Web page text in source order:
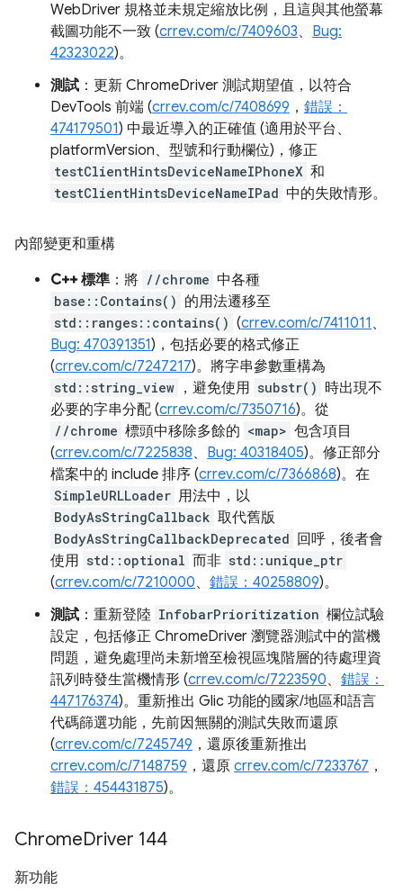
WebDriver 規格並未規定縮放比例，且這與其他螢幕
截圖功能不一致 (crrev.com/c/7409603、 Bug:
42323022)。
測試 ：更新 ChromeDriver 測試期望值，以符合
DevTools 前端 (crrev.com/c/7408699 ， 錯誤：
474179501) 中最近導入的正確值 (適用於平台、
platformVersion、型號和行動欄位)，修正
testClientHintsDeviceNameIPhoneX 和
testClientHintsDeviceNameIPad 中的失敗情形。
內部變更和重構
C++ 標準 ：將 //chrome 中各種
base::Contains() 的用法遷移至
std::ranges::contains() (crrev.com/c/7411011 、
Bug: 470391351)，包括必要的格式修正
(crrev.com/c/7247217)。將字串參數重構為
std::string_view ，避免使用 substr() 時出現不
必要的字串分配 (crrev.com/c/7350716)。從
//chrome 標頭中移除多餘的 <map> 包含項目
(crrev.com/c/7225838、 Bug: 40318405)。修正部分
檔案中的 include 排序 (crrev.com/c/7366868)。在
SimpleURLLoader 用法中，以
BodyAsStringCallback 取代舊版
BodyAsStringCallbackDeprecated 回呼，後者會
使用 std::optional 而非 std::unique_ptr
(crrev.com/c/7210000、 錯誤：40258809)。
測試 ：重新登陸 InfobarPrioritization 欄位試驗
設定，包括修正 ChromeDriver 瀏覽器測試中的當機
問題，避免處理尚未新增至檢視區塊階層的待處理資
訊列時發生當機情形 (crrev.com/c/7223590、 錯誤：
447176374)。重新推出 Glic 功能的國家/地區和語言
代碼篩選功能，先前因無關的測試失敗而還原
(crrev.com/c/7245749 ，還原後重新推出
crrev.com/c/7148759 ，還原 crrev.com/c/7233767 ，
錯誤：454431875)。
ChromeDriver 144
新功能